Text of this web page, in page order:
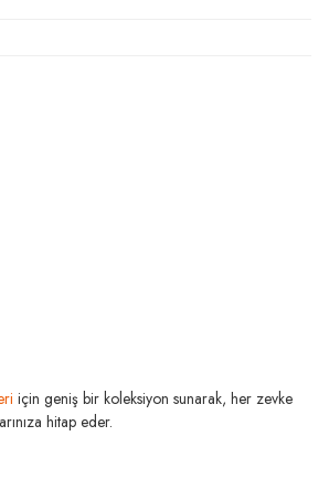
için geniş bir koleksiyon sunarak, her zevke
hitap eder.